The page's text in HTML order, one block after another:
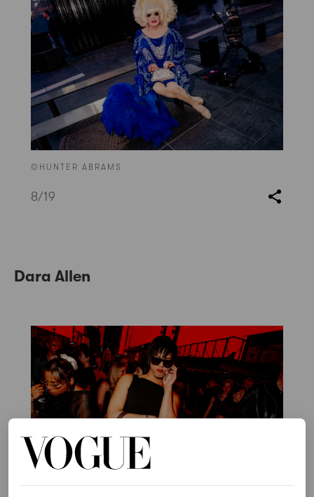
©HUNTER ABRAMS
8/19
Dara Allen